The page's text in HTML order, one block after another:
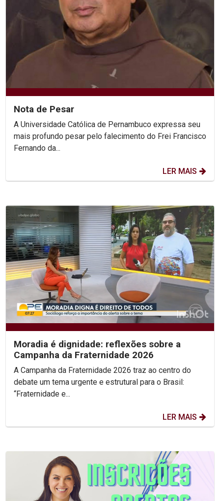
Nota de Pesar
A Universidade Católica de Pernambuco expressa seu
mais profundo pesar pelo falecimento do Frei Francisco
Fernando da...
LER MAIS
Moradia é dignidade: reflexões sobre a
Campanha da Fraternidade 2026
A Campanha da Fraternidade 2026 traz ao centro do
debate um tema urgente e estrutural para o Brasil:
“Fraternidade e...
LER MAIS